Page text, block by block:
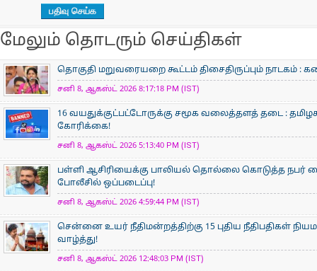
மேலும் தொடரும் செய்திகள்
தொகுதி மறுவரையறை கூட்டம் திசைதிருப்பும் நாடகம் :
சனி 8, ஆகஸ்ட் 2026 8:17:18 PM (IST)
16 வயதுக்குட்பட்டோருக்கு சமூக வலைத்தளத் தடை :
கோரிக்கை!
சனி 8, ஆகஸ்ட் 2026 5:13:40 PM (IST)
பள்ளி ஆசிரியைக்கு பாலியல் தொல்லை கொடுத்த நபர்
போலீசில் ஒப்படைப்பு!
சனி 8, ஆகஸ்ட் 2026 4:59:44 PM (IST)
சென்னை உயர் நீதிமன்றத்திற்கு 15 புதிய நீதிபதிகள்
வாழ்த்து!
சனி 8, ஆகஸ்ட் 2026 12:48:03 PM (IST)